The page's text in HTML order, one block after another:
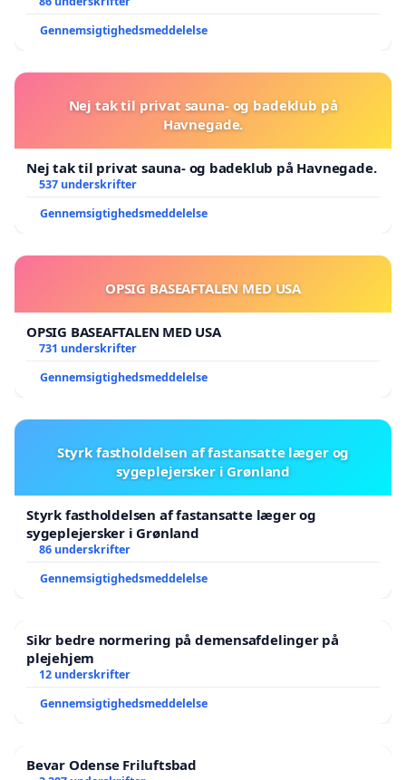
Gennemsigtighedsmeddelelse
Nej tak til privat sauna- og badeklub på
Havnegade.
Nej tak til privat sauna- og badeklub på Havnegade.
537 underskrifter
Gennemsigtighedsmeddelelse
OPSIG BASEAFTALEN MED USA
OPSIG BASEAFTALEN MED USA
731 underskrifter
Gennemsigtighedsmeddelelse
Styrk fastholdelsen af fastansatte læger og
sygeplejersker i Grønland
Styrk fastholdelsen af fastansatte læger og
sygeplejersker i Grønland
86 underskrifter
Gennemsigtighedsmeddelelse
Sikr bedre normering på demensafdelinger på
plejehjem
12 underskrifter
Gennemsigtighedsmeddelelse
Bevar Odense Friluftsbad